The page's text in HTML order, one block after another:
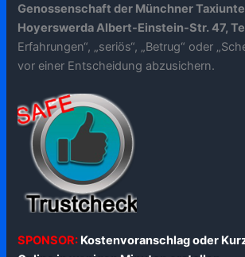
Genossenschaft der Münchner
Hoyerswerda Albert-Einstein-Str. 47,
Erfahrungen“, „seriös“, „Betrug“ oder
vor einer Entscheidung abzusichern.
SPONSOR: Kostenvoranschlag oder